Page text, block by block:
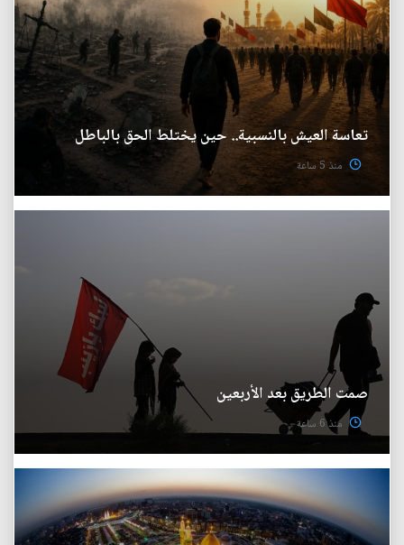
تعاسة العيش بالنسبية.. حين يختلط الحق بالباطل
منذ 5 ساعة
صمت الطريق بعد الأربعين
منذ 6 ساعة